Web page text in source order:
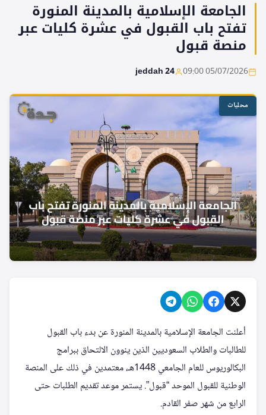
الجامعة الإسلامية بالمدينة المنورة
تفتح باب القبول في عشرة كليات عبر
منصة قبول
05/07/2026 09:00
jeddah 24
محليات
أعلنت الجامعة الإسلامية بالمدينة المنورة عن بدء باب القبول
للطالبات والطلاب السعوديين الذين ينوون الالتحاق ببرامج
البكالوريوس للعام الجامعي 1448هـ، معتمدين في ذلك على المنصة
الوطنية للقبول الموحد “قبول”. يستمر موعد تقديم الطلبات حتى
الرابع من شهر صفر القادم.